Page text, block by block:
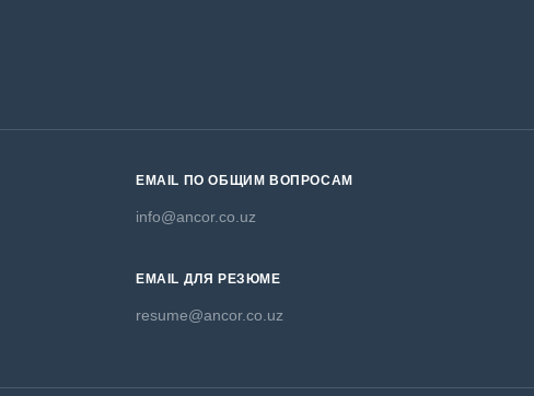
EMAIL ПО ОБЩИМ ВОПРОСАМ
info@ancor.co.uz
EMAIL ДЛЯ РЕЗЮМЕ
resume@ancor.co.uz